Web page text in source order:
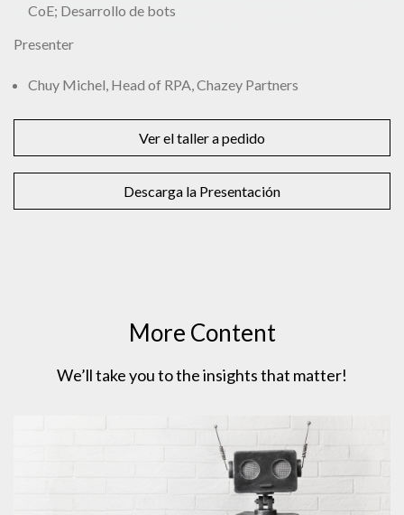
CoE; Desarrollo de bots
Presenter
Chuy Michel, Head of RPA, Chazey Partners
Ver el taller a pedido
Descarga la Presentación
More Content
We’ll take you to the insights that matter!